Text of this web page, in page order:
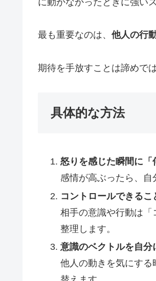
に動かなかったときに強い
最も重要なのは、 他人の行
期待を手放すことは諦めで
具体的な方法
怒りを感じた瞬間に
感情が高ぶったら、
コントロールできる
相手の意識や行動は
整理します。
意識のベクトルを自分
他人の動きを気にす